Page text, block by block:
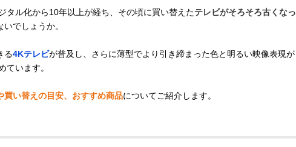
タル化から10年以上が経ち、その頃に買い替えたテレビがそろそろ古くなっ
でしょうか。
る4Kテレビが普及し、さらに薄型でより引き締まった色と明るい映像表現が
ています。
買い替えの目安、おすすめ商品についてご紹介します。